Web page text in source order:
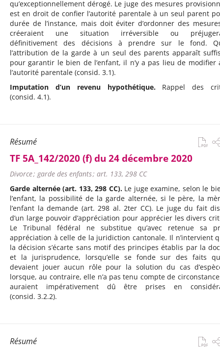
qu’exceptionnellement dérogé. Le juge des mesures
est en droit de confier l’autorité parentale à un seul parent
durée de l’instance, mais doit éviter d’ordonner des
créeraient une situation irréversible ou
définitivement des décisions à prendre sur le fond.
l’attribution de la garde à un seul des parents apparaît
pour garantir le bien de l’enfant, il n’y a pas lieu de modifier
l’autorité parentale (consid. 3.1).
Imputation d’un revenu hypothétique.Rappel des
(consid. 4.1).
Résumé
TF 5A_142/2020 (f) du 24 décembre 2020
Divorce ; garde des enfants ; art. 133, 298 CC
Garde alternée (art. 133, 298 CC).Le juge examine, selon le
l’enfant, la possibilité de la garde alternée, si le père, la
l’enfant la demande (art. 298 al. 2ter CC). Le juge du fait
d’un large pouvoir d’appréciation pour apprécier les divers
Le Tribunal fédéral ne substitue qu’avec retenue sa
appréciation à celle de la juridiction cantonale. Il n’intervient
la décision s’écarte sans motif des principes établis par la
et la jurisprudence, lorsqu’elle se fonde sur des faits
devaient jouer aucun rôle pour la solution du cas
lorsque, au contraire, elle n’a pas tenu compte de
auraient impérativement dû être prises en
(consid. 3.2.2).
Résumé